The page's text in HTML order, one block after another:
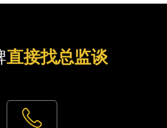
直接找总监谈